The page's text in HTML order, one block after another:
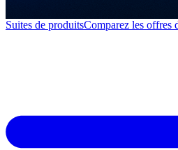
Suites de produitsComparez les offres